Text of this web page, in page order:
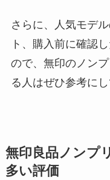
さらに、人気モデ
ト、購入前に確認
ので、無印のノン
る人はぜひ参考にし
無印良品ノンプ
多い評価